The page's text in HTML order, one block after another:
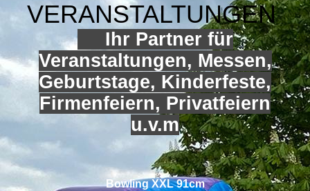
VERANSTALTUNGEN
Ihr Partner für
Veranstaltungen, Messen,
Geburtstage, Kinderfeste,
Firmenfeiern, Privatfeiern
u.v.m
Bowling XXL 91cm